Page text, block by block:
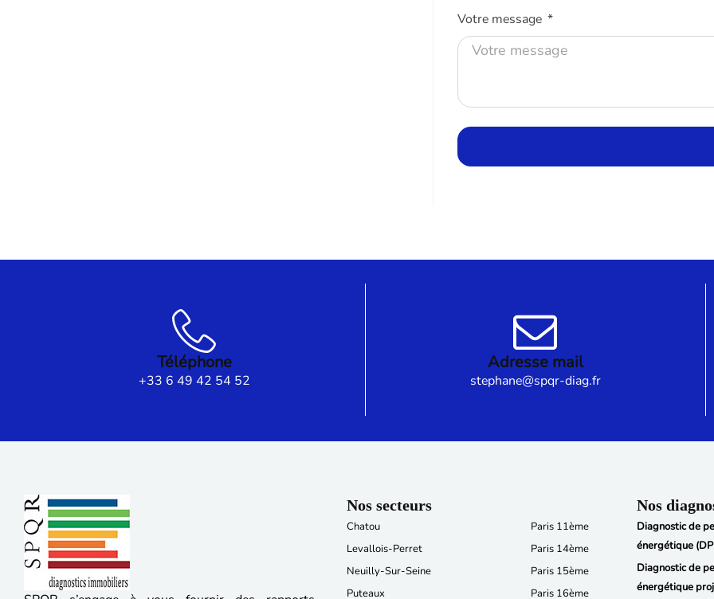
Votre message
Téléphone
+33 6 49 42 54 52
Adresse mail
stephane@spqr-diag.fr
Nos secteurs
Chatou
Levallois-Perret
Neuilly-Sur-Seine
Puteaux
Paris 11ème
Paris 14ème
Paris 15ème
Paris 16ème
Nos
Diagnostic de
énergétique
Diagnostic de
énergétique